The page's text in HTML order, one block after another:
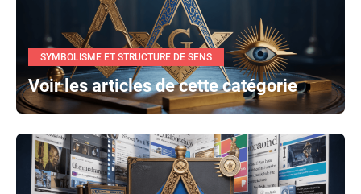
SYMBOLISME ET STRUCTURE DE SENS
Voir les articles de cette catégorie